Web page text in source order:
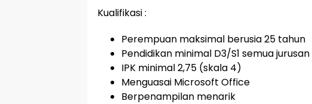
Kualifikasi :
Perempuan maksimal berusia 25 tahun
Pendidikan minimal D3/S1 semua jurusan
IPK minimal 2,75 (skala 4)
Menguasai Microsoft Office
Berpenampilan menarik